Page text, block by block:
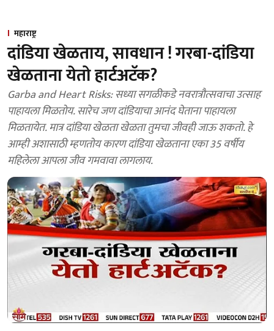
महाराष्ट्र
दांडिया खेळताय, सावधान ! गरबा-दांडिया
खेळताना येतो हार्टअटॅक?
Garba and Heart Risks: सध्या सगळीकडे नवरात्रौत्सवाचा उत्साह
पाहायला मिळतोय. सारेच जण दांडियाचा आनंद घेताना पाहायला
मिळतायेत. मात्र दांडिया खेळता खेळता तुमचा जीवही जाऊ शकतो. हे
आम्ही अशासाठी म्हणतोय कारण दांडिया खेळताना एका 35 वर्षीय
महिलेला आपला जीव गमवावा लागलाय.